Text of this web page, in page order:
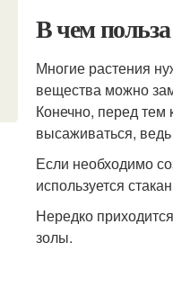
В чем
Многие растения
вещества можно
Конечно, перед тем
высаживаться,
Если необходимо
используется
Нередко
золы.